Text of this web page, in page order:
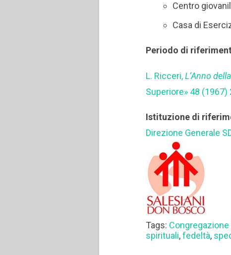
Centro
Casa di
Periodo di
L. Ricceri,L’Anno
Superiore» 48 (1967)
Istituzione di
Direzione Generale
Tags: Congregazione
spirituali,fedeltà,